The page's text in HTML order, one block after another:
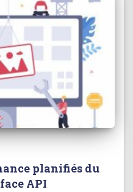
planifiés du
API